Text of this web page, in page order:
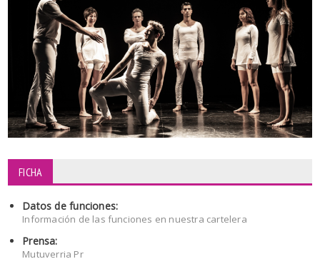
FICHA
Datos de funciones:
Información de las funciones en nuestra cartelera
Prensa:
Mutuverria Pr